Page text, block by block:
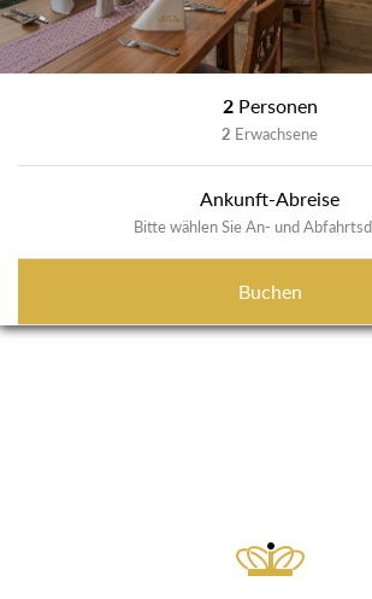
2 Personen
2 Erwachsene
Ankunft-Abreise
Bitte wählen Sie An- und
Buchen